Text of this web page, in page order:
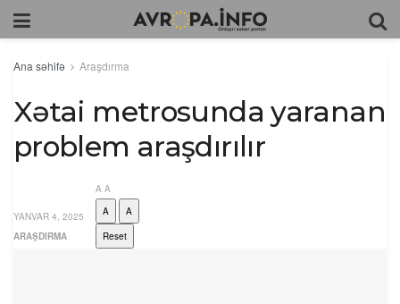
Ana səhifə Araşdırma
Xətai metrosunda yaranan
problem araşdırılır
YANVAR 4, 2025
ARAŞDIRMA
A A
A
A
Reset